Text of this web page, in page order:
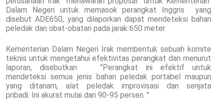
Dalam Negeri untuk memasok perangkat Inggris yang
disebut ADE650, yang dilaporkan dapat mendeteksi bahan
peledak dan obat-obatan pada jarak 650 meter.
Kementerian Dalam Negeri Irak membentuk sebuah komite
teknis untuk mengetahui efektivitas perangkat dan menurut
laporan, disebutkan "Perangkat ini efektif untuk
mendeteksi semua jenis bahan peledak portabel maupun
yang ditanam, alat peledak improvisasi dan senjata
pribadi. Ini akurat mulai dari 90-95 persen. "